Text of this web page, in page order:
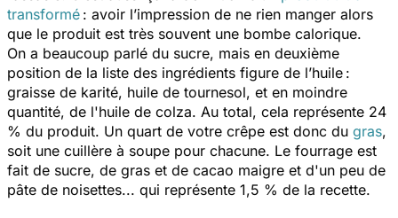
transformé : avoir l’impression de ne rien manger alors
que le produit est très souvent une bombe calorique.
On a beaucoup parlé du sucre, mais en deuxième
position de la liste des ingrédients figure de l’huile :
graisse de karité, huile de tournesol, et en moindre
quantité, de l'huile de colza. Au total, cela représente 24
% du produit. Un quart de votre crêpe est donc du gras,
soit une cuillère à soupe pour chacune. Le fourrage est
fait de sucre, de gras et de cacao maigre et d'un peu de
pâte de noisettes... qui représente 1,5 % de la recette.